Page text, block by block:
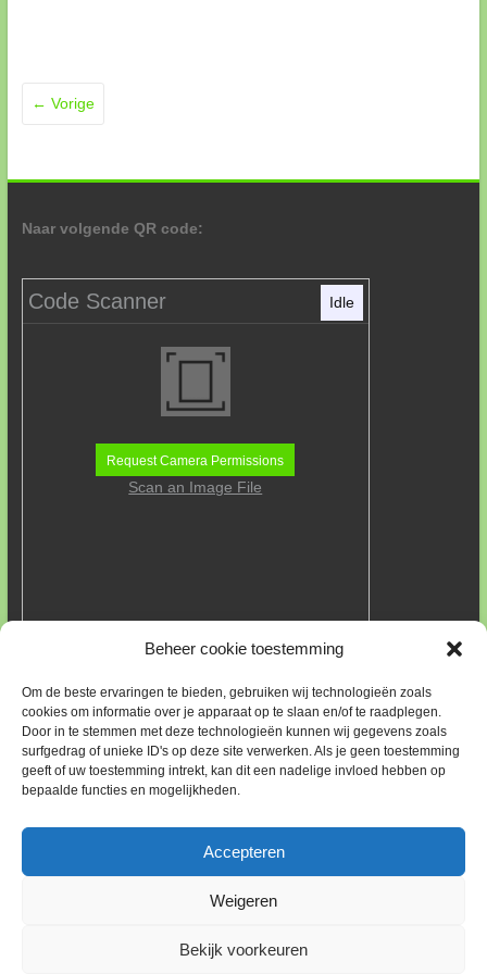
Beheer cookie toestemming
Om de beste ervaringen te bieden, gebruiken wij technologieën zoals
cookies om informatie over je apparaat op te slaan en/of te raadplegen.
Door in te stemmen met deze technologieën kunnen wij gegevens zoals
surfgedrag of unieke ID's op deze site verwerken. Als je geen toestemming
geeft of uw toestemming intrekt, kan dit een nadelige invloed hebben op
bepaalde functies en mogelijkheden.
Accepteren
Weigeren
Bekijk voorkeuren
← Vorige
Naar volgende QR code:
Code Scanner Idle
Request Camera Permissions
Scan an Image File
Wij hebben deze site opgebouwd met informatie vanuit
Wikipedia. Die informatie kan fouten bevatten. Een enkele keer
hebben wij gebruik gemaakt van informatie van boomkwekers.
Altijd is de link naar het betreffende bedrijf aanwezig.
Indien u een fout ontdekt, neem dan contact op met ons via ons
e-mailadres:feedback@park-heidetuin.nl. Met uiteraard wat uw
bevindingen zijn en zo mogelijk wat de juiste informatie is of
waar te vinden. Vast bij voorbaat onze dank.
door ThemeGrill. Powered byWordPress